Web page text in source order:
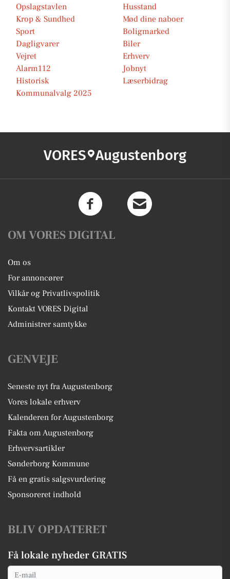
Opslagstavlen
Husstand
Krop & Sundhed
Mød dine naboer
Sport
Boligmarked
Dagligvarer
Biler
Vejret
Erhverv
Alarm112
Jobnyt
Historisk
Læserbidrag
Kommunalvalg 2025
VORES Augustenborg
OM VORES DIGITAL
Om os
For annoncører
Vilkår og Privatlivspolitik
Kontakt VORES Digital
Administrer samtykke
GENVEJE
Seneste nyt fra Augustenborg
Vores lokale erhverv
Kalenderen for Augustenborg
Fakta om Augustenborg
Erhvervsartikler
Sønderborg Kommune
Få en gratis salgsvurdering
Sponsoreret indhold
BLIV OPDATERET
Få lokale nyheder GRATIS
Email